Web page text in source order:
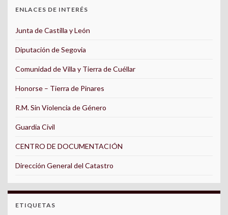
ENLACES DE INTERÉS
Junta de Castilla y León
Diputación de Segovia
Comunidad de Villa y Tierra de Cuéllar
Honorse – Tierra de Pinares
R.M. Sin Violencia de Género
Guardia Civil
CENTRO DE DOCUMENTACIÓN
Dirección General del Catastro
ETIQUETAS